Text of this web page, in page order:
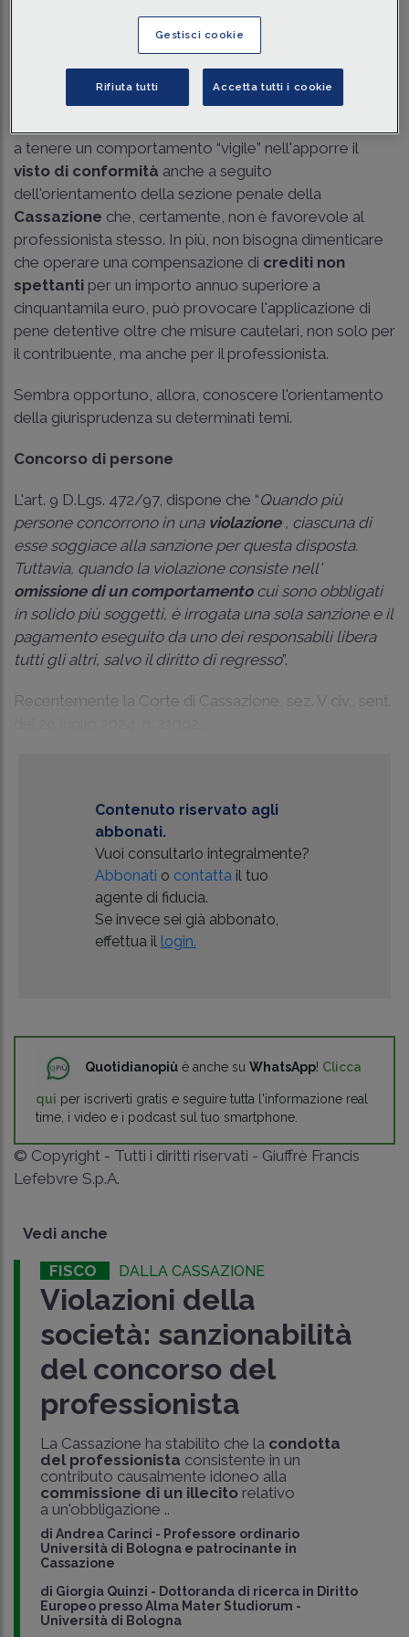
Ascolta la news
2 min.
Le modifiche introdotte dall'art. 1 c. 94 L. 213/2023, in
a tenere un comportamento “vigile” nell'apporre il
visto di conformità anche a seguito
dell'orientamento della sezione penale della
Cassazione che, certamente, non è favorevole al
professionista stesso. In più, non bisogna dimenticare
che operare una compensazione di crediti non
spettanti per un importo annuo superiore a
cinquantamila euro, può provocare l'applicazione di
pene detentive oltre che misure cautelari, non solo per
il contribuente, ma anche per il professionista.
Sembra opportuno, allora, conoscere l'orientamento
della giurisprudenza su determinati temi.
Concorso di persone
L'art. 9 D.Lgs. 472/97, dispone che “Quando più
persone concorrono in una violazione , ciascuna di
esse soggiace alla sanzione per questa disposta.
Tuttavia, quando la violazione consiste nell'
omissione di un comportamento cui sono obbligati
in solido più soggetti, è irrogata una sola sanzione e il
pagamento eseguito da uno dei responsabili libera
tutti gli altri, salvo il diritto di regresso”.
Recentemente la Corte di Cassazione, sez. V civ., sent.
Contenuto riservato agli
abbonati.
Vuoi consultarlo integralmente?
Abbonati o contatta il tuo
agente di fiducia.
Se invece sei già abbonato,
effettua il login.
Quotidianopiù è anche su WhatsApp! Clicca
qui per iscriverti gratis e seguire tutta l'informazione real
time, i video e i podcast sul tuo smartphone.
© Copyright - Tutti i diritti riservati - Giuffrè Francis
Lefebvre S.p.A.
Vedi anche
FISCO DALLA CASSAZIONE
Violazioni della
società: sanzionabilità
del concorso del
professionista
La Cassazione ha stabilito che lacondotta
del professionista consistente in un
contributo causalmente idoneo alla
commissione di un illecitorelativo
a un'obbligazione ..
di Andrea Carinci - Professore ordinario
Università di Bologna e patrocinante in
Cassazione
di Giorgia Quinzi - Dottoranda di ricerca in Diritto
Europeo presso Alma Mater Studiorum -
Università di Bologna
Gestisci cookie
Rifiuta tutti Accetta tutti i cookie